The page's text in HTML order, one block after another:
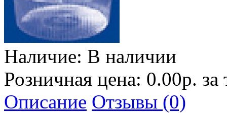
Наличие: В наличии
Розничная цена: 0.00р.
Описание Отзывы (0)